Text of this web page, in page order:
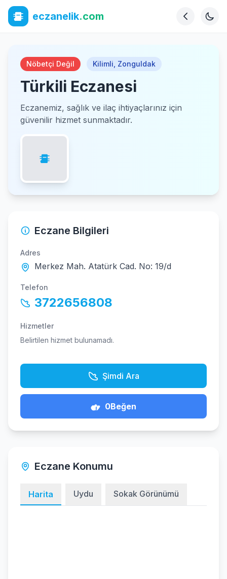
eczanelik.com
Nöbetçi Değil Kilimli Zonguldak
Türkili Eczanesi
Eczanemiz, sağlık ve ilaç ihtiyaçlarınız için
güvenilir hizmet sunmaktadır.
Eczane Bilgileri
Adres
Merkez Mah. Atatürk Cad. No: 19/d
Telefon
3722656808
Hizmetler
Belirtilen hizmet bulunamadı.
Şimdi Ara
0Beğen
Eczane Konumu
Harita Uydu Sokak Görünümü